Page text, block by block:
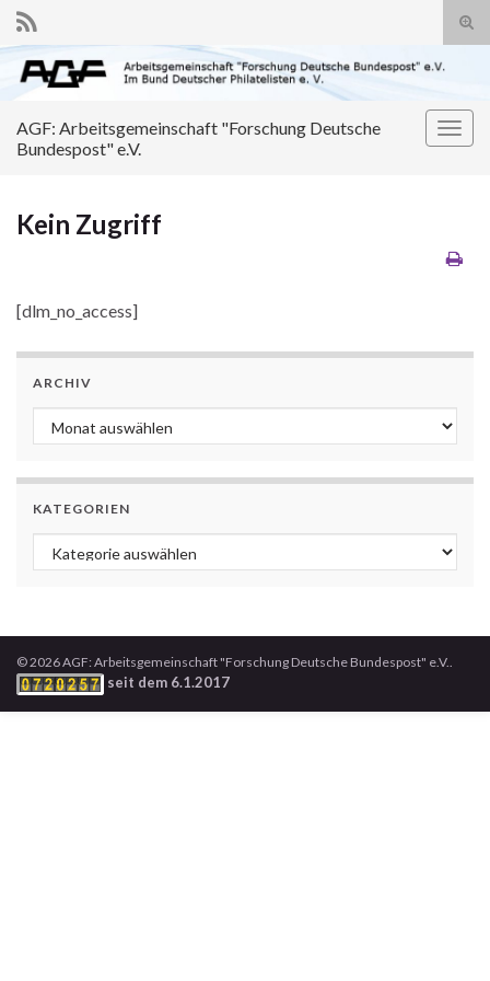
Search for:
AGF: Arbeitsgemeinschaft "Forschung Deutsche
Bundespost" e.V.
Kein Zugriff
[dlm_no_access]
ARCHIV
Archiv
KATEGORIEN
Kategorien
© 2026 AGF: Arbeitsgemeinschaft "Forschung Deutsche Bundespost" e.V..
seit dem 6.1.2017